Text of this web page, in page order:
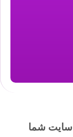
سایت شما